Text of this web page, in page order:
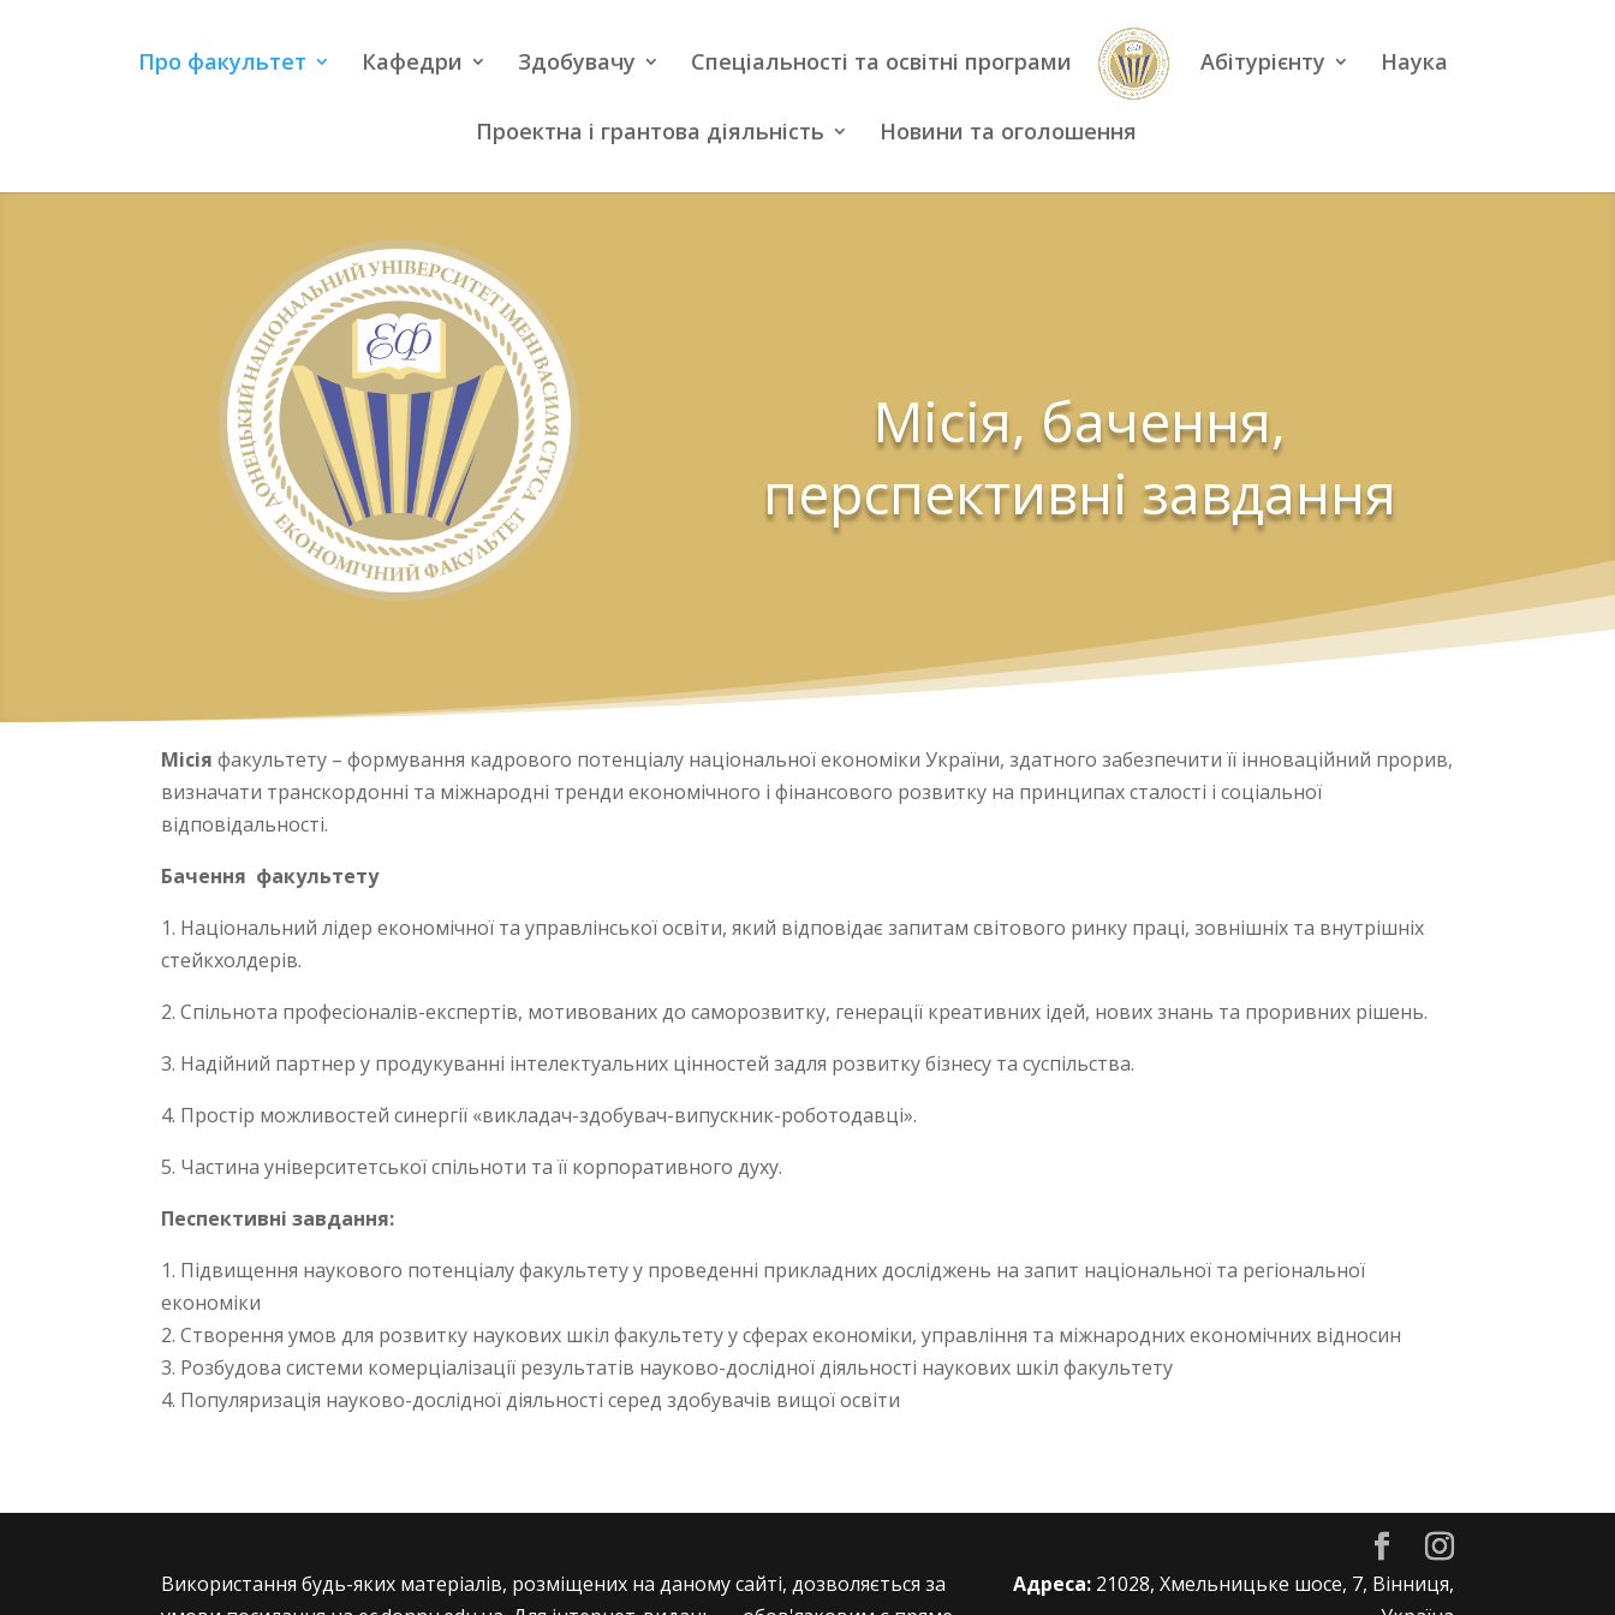
Про факультет Кафедри Здобувачу Спеціальності та освітні програми Абітурієнту Наука
Проектна і грантова діяльність Новини та оголошення
Місія, бачення,
перспективні завдання
Місіяфакультету – формування кадрового потенціалу національної економіки України, здатного забезпечити її інноваційний прорив,
визначати транскордонні та міжнародні тренди економічного і фінансового розвитку на принципах сталості і соціальної
відповідальності.
Бачення факультету
1. Національний лідер економічної та управлінської освіти, який відповідає запитам світового ринку праці, зовнішніх та внутрішніх
стейкхолдерів.
2. Спільнота професіоналів-експертів, мотивованих до саморозвитку, генерації креативних ідей, нових знань та проривних рішень.
3. Надійний партнер у продукуванні інтелектуальних цінностей задля розвитку бізнесу та суспільства.
4. Простір можливостей синергії «викладач-здобувач-випускник-роботодавці».
5. Частина університетської спільноти та її корпоративного духу.
Песпективні завдання:
1. Підвищення наукового потенціалу факультету у проведенні прикладних досліджень на запит національної та регіональної
економіки
2. Створення умов для розвитку наукових шкіл факультету у сферах економіки, управління та міжнародних економічних відносин
3. Розбудова системи комерціалізації результатів науково-дослідної діяльності наукових шкіл факультету
4. Популяризація науково-дослідної діяльності серед здобувачів вищої освіти
Використання будь-яких матеріалів, розміщених на даному сайті, дозволяється за
Адреса:21028, Хмельницьке шосе, 7, Вінниця,